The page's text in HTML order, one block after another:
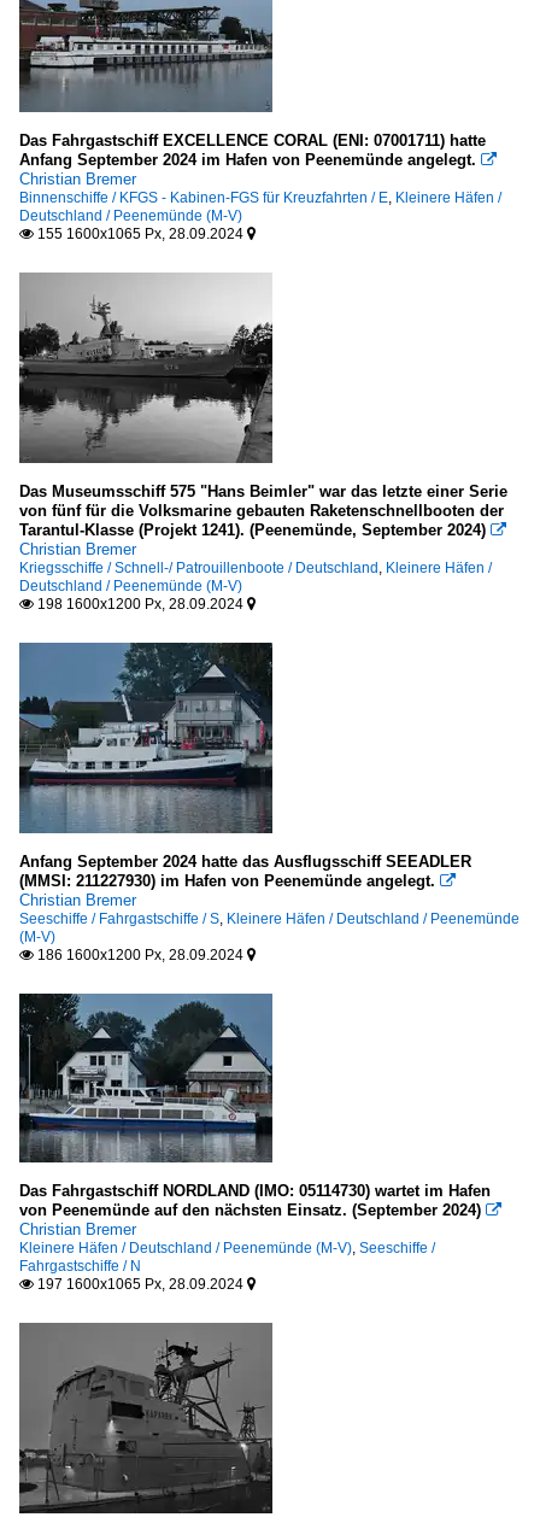
Das Fahrgastschiff EXCELLENCE CORAL (ENI: 07001711) hatte
Anfang September 2024 im Hafen von Peenemünde angelegt. 
Christian Bremer
Binnenschiffe / KFGS - Kabinen-FGS für Kreuzfahrten / E, Kleinere Häfen /
Deutschland / Peenemünde (M-V)
 155 1600x1065 Px, 28.09.2024 
Das Museumsschiff 575 "Hans Beimler" war das letzte einer Serie
von fünf für die Volksmarine gebauten Raketenschnellbooten der
Tarantul-Klasse (Projekt 1241). (Peenemünde, September 2024) 
Christian Bremer
Kriegsschiffe / Schnell-/ Patrouillenboote / Deutschland , Kleinere Häfen /
Deutschland / Peenemünde (M-V)
 198 1600x1200 Px, 28.09.2024 
Anfang September 2024 hatte das Ausflugsschiff SEEADLER
(MMSI: 211227930) im Hafen von Peenemünde angelegt. 
Christian Bremer
Seeschiffe / Fahrgastschiffe / S, Kleinere Häfen / Deutschland / Peenemünde
(M-V)
 186 1600x1200 Px, 28.09.2024 
Das Fahrgastschiff NORDLAND (IMO: 05114730) wartet im Hafen
von Peenemünde auf den nächsten Einsatz. (September 2024) 
Christian Bremer
Kleinere Häfen / Deutschland / Peenemünde (M-V), Seeschiffe /
Fahrgastschiffe / N
 197 1600x1065 Px, 28.09.2024 